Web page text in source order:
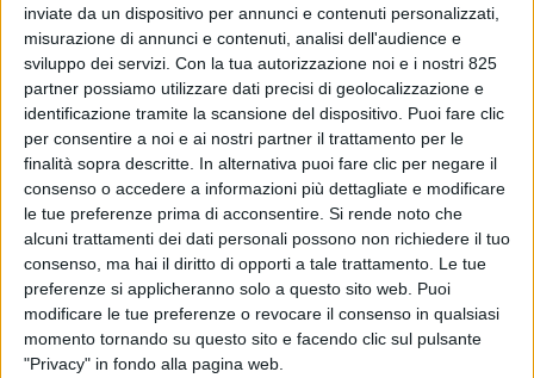
inviate da un dispositivo per annunci e contenuti personalizzati,
misurazione di annunci e contenuti, analisi dell'audience e
sviluppo dei servizi. Con la tua autorizzazione noi e i nostri 825
partner possiamo utilizzare dati precisi di geolocalizzazione e
identificazione tramite la scansione del dispositivo. Puoi fare clic
per consentire a noi e ai nostri partner il trattamento per le
finalità sopra descritte. In alternativa puoi fare clic per negare il
consenso o accedere a informazioni più dettagliate e modificare
le tue preferenze prima di acconsentire. Si rende noto che
alcuni trattamenti dei dati personali possono non richiedere il tuo
consenso, ma hai il diritto di opporti a tale trattamento. Le tue
preferenze si applicheranno solo a questo sito web. Puoi
modificare le tue preferenze o revocare il consenso in qualsiasi
momento tornando su questo sito e facendo clic sul pulsante
"Privacy" in fondo alla pagina web.
Ibañez (Nautor Swan Global
Service): “Una rete mondiale
dedicata al mondo Swan e alla
vela fino a 45 metri”
SUPPLIERS 15 APRILE 2025